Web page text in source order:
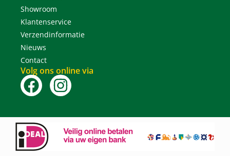
Showroom
Klantenservice
Verzendinformatie
Nieuws
Contact
Volg ons online via